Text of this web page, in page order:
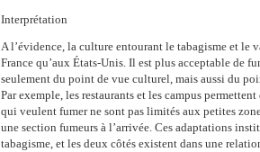
Interprétation
A l’évidence, la culture entourant le tabagisme et le
France qu’aux États-Unis. Il est plus acceptable de
seulement du point de vue culturel, mais aussi du
Par exemple, les restaurants et les campus
qui veulent fumer ne sont pas limités aux petites
une section fumeurs à l’arrivée. Ces adaptations
tabagisme, et les deux côtés existent dans une